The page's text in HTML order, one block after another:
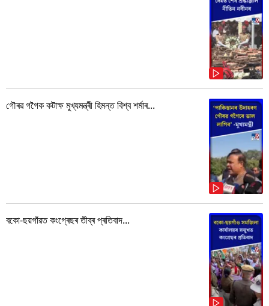
গৌৰৱ গগৈক কটাক্ষ মুখ্যমন্ত্ৰী হিমন্ত বিশ্ব শৰ্মাৰ...
বকো-ছয়গাঁৱত কংগ্ৰেছৰ তীব্ৰ প্ৰতিবাদ...